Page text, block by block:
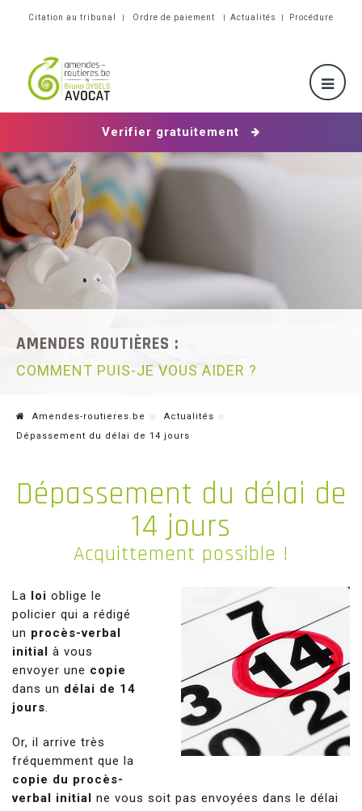
Citation au tribunal Ordre de paiement Actualités Procédure
Verifier gratuitement
AMENDES ROUTIÈRES :
COMMENT PUIS-JE VOUS AIDER ?
Amendes-routieres.be
Actualités
Dépassement du délai de 14 jours
Dépassement du délai de
14 jours
Acquittement possible !
La loi oblige le
policier qui a rédigé
un procès-verbal
initial à vous
envoyer une copie
dans un délai de 14
jours.
Or, il arrive très
fréquemment que la
copie du procès-
verbal initial ne vous soit pas envoyées dans le délai